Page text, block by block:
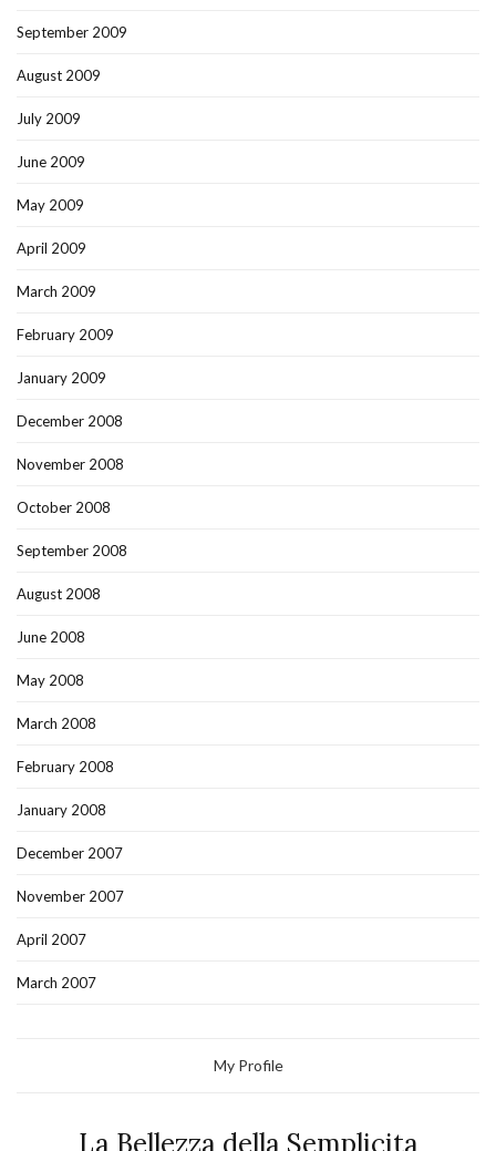
September 2009
August 2009
July 2009
June 2009
May 2009
April 2009
March 2009
February 2009
January 2009
December 2008
November 2008
October 2008
September 2008
August 2008
June 2008
May 2008
March 2008
February 2008
January 2008
December 2007
November 2007
April 2007
March 2007
My Profile
La Bellezza della Semplicita